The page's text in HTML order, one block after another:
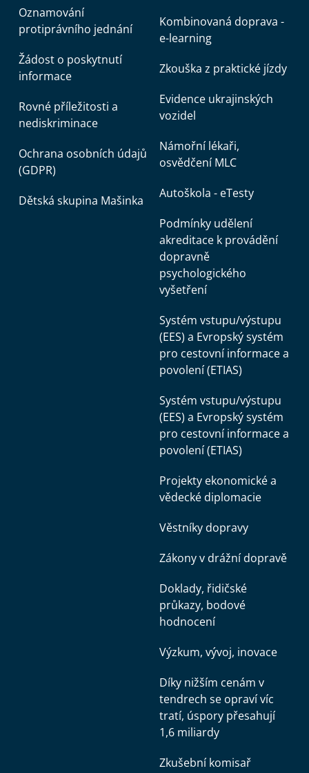
Oznamování
protiprávního jednání
Žádost o poskytnutí
informace
Rovné příležitosti a
nediskriminace
Ochrana osobních údajů
(GDPR)
Dětská skupina Mašinka
Kombinovaná doprava -
e-learning
Zkouška z praktické jízdy
Evidence ukrajinských
vozidel
Námořní lékaři,
osvědčení MLC
Autoškola - eTesty
Podmínky udělení
akreditace k provádění
dopravně
psychologického
vyšetření
Systém vstupu/výstupu
(EES) a Evropský systém
pro cestovní informace a
povolení (ETIAS)
Systém vstupu/výstupu
(EES) a Evropský systém
pro cestovní informace a
povolení (ETIAS)
Projekty ekonomické a
vědecké diplomacie
Věstníky dopravy
Zákony v drážní dopravě
Doklady, řidičské
průkazy, bodové
hodnocení
Výzkum, vývoj, inovace
Díky nižším cenám v
tendrech se opraví víc
tratí, úspory přesahují
1,6 miliardy
Zkušební komisař